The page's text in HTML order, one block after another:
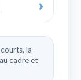
la
cadre et